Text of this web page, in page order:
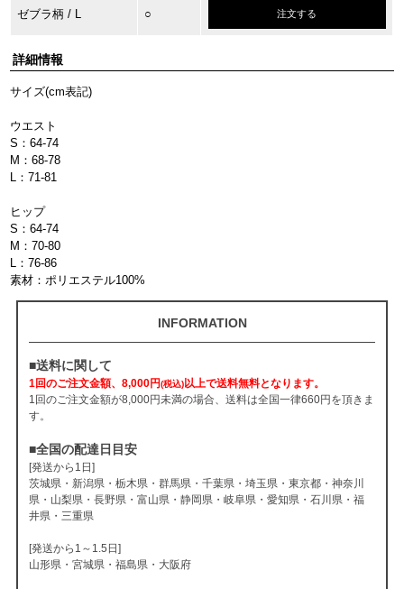
ゼブラ柄 / L ○ 注文する
詳細情報
サイズ(cm表記)
ウエスト
S：64-74
M：68-78
L：71-81
ヒップ
S：64-74
M：70-80
L：76-86
素材：ポリエステル100%
INFORMATION
■送料に関して
1回のご注文金額、8,000円(税込)以上で送料無料となります。
1回のご注文金額が8,000円未満の場合、送料は全国一律660円を頂きま
す。
■全国の配達日目安
[発送から1日]
茨城県・新潟県・栃木県・群馬県・千葉県・埼玉県・東京都・神奈川
県・山梨県・長野県・富山県・静岡県・岐阜県・愛知県・石川県・福
井県・三重県
[発送から1～1.5日]
山形県・宮城県・福島県・大阪府